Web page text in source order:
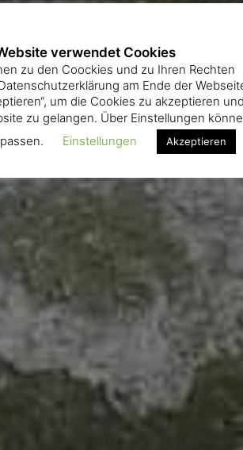
verwendet Cookies
zu den Coockies und zu Ihren Rechten
am Ende der
um die Cookies zu akzeptieren
zu gelangen. Über Einstellungen
Einstellungen Akzeptieren